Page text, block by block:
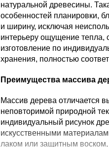
натуральной древесины.
особенностей планировки,
и ширину, исключая
интерьеру ощущение тепла,
изготовление по
хранения, полностью
Преимущества массива
Массив дерева отличается
неповторимой природной
индивидуальный рисунок
искусственными
лаком или защитным воском,